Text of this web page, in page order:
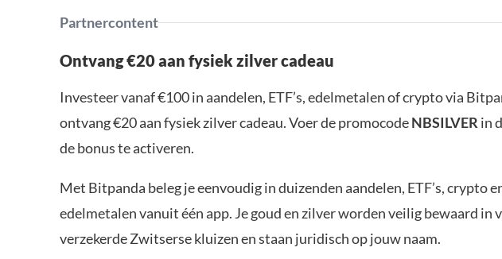
Partnercontent
Ontvang €20 aan fysiek zilver cadeau
Investeer vanaf €100 in aandelen, ETF’s, edelmetalen of crypto via
ontvang €20 aan fysiek zilver cadeau. Voer de promocodeNBSILVER in
de bonus te activeren.
Met Bitpanda beleg je eenvoudig in duizenden aandelen, ETF’s, crypto
edelmetalen vanuit één app. Je goud en zilver worden veilig bewaard in
verzekerde Zwitserse kluizen en staan juridisch op jouw naam.